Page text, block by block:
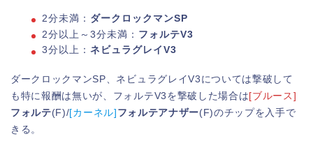
2分未満： ダークロックマンSP
2分以上～3分未満： フォルテV3
3分以上： ネビュラグレイV3
ダークロックマンSP、ネビュラグレイV3については撃破して
も特に報酬は無いが、フォルテV3を撃破した場合は [ブルース]
フォルテ(F)/[カーネル] フォルテアナザー(F)のチップを入手で
きる。